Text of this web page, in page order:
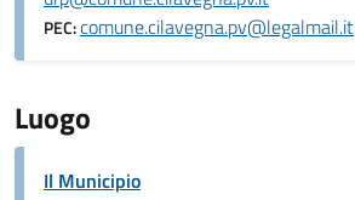
PEC:comune.cilavegna.pv@legalmail.it
Luogo
Il Municipio